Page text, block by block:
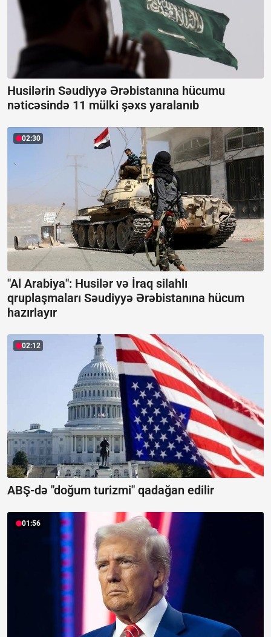
Husilərin Səudiyyə Ərəbistanına hücumu
nəticəsində 11 mülki şəxs yaralanıb
02:30
"Al Arabiya": Husilər və İraq silahlı
qruplaşmaları Səudiyyə Ərəbistanına hücum
hazırlayır
02:12
ABŞ-də "doğum turizmi" qadağan edilir
01:56